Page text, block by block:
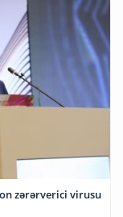
zərərverici virusu